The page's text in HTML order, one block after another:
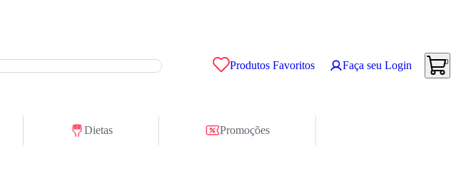
Produtos Favoritos Faça seu Login 0
Dietas Promoções